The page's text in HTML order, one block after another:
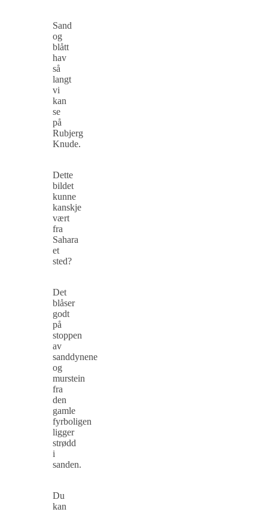
Sand
og
blått
hav
så
langt
vi
kan
se
på
Rubjerg
Knude.
Dette
bildet
kunne
kanskje
vært
fra
Sahara
et
sted?
Det
blåser
godt
på
stoppen
av
sanddynene
og
murstein
fra
den
gamle
fyrboligen
ligger
strødd
i
sanden.
Du
kan